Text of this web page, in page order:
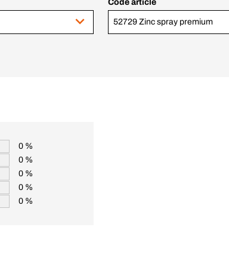
Code article
52729 Zinc spray premium
0 %
0 %
0 %
0 %
0 %